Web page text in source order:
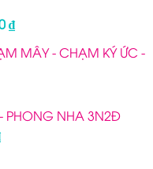
₫Giá
tạiMÂY - CHẠM KÝ ỨC -
PHONG NHA 3N2Đ
Giá